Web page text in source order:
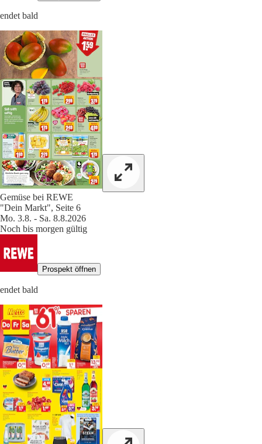
endet bald
Gemüse bei REWE
"Dein Markt", Seite 6
Mo. 3.8. - Sa. 8.8.2026
Noch bis morgen gültig
Prospekt öffnen
endet bald